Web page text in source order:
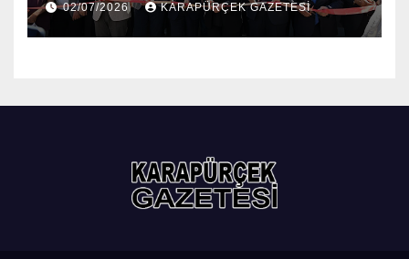
02/07/2026 KARAPÜRÇEK GAZETESİ